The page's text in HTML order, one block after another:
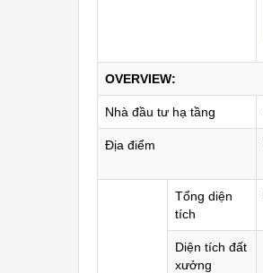
OVERVIEW:
Nhà đầu tư hạ tầng
Địa điểm
Tổng diện
tích
Diện tích đất
xưởng